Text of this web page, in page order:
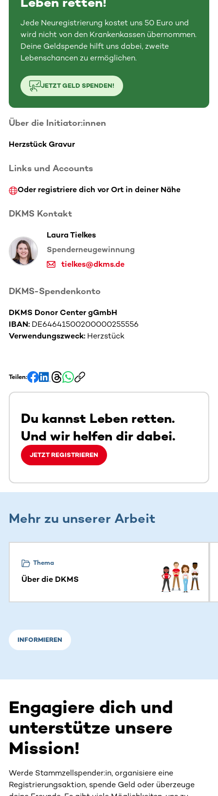
Jede Neuregistrierung kostet uns 50 Euro und
wird nicht von den Krankenkassen übernommen.
Deine Geldspende hilft uns dabei, zweite
Lebenschancen zu ermöglichen.
JETZT GELD SPENDEN!
Über die Initiator:innen
Herzstück Gravur
Links und Accounts
Oder registriere dich vor Ort in deiner Nähe
DKMS Kontakt
Laura Tielkes
Spenderneugewinnung
tielkes@dkms.de
DKMS-Spendenkonto
DKMS Donor Center gGmbH
IBAN: DE64641500200000255556
Verwendungszweck: Herzstück
Teilen:
Du kannst Leben retten.
Und wir helfen dir dabei.
JETZT REGISTRIEREN
Mehr zu unserer Arbeit
Thema
Über die DKMS
INFORMIEREN
Engagiere dich und
unterstütze unsere
Mission!
Werde Stammzellspender:in, organisiere eine
Registrierungsaktion, spende Geld oder überzeuge